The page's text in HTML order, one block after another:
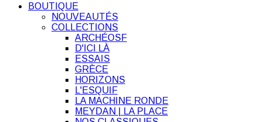
BOUTIQUE
NOUVEAUTÉS
COLLECTIONS
ARCHÉOSF
D'ICI LÀ
ESSAIS
GRÈCE
HORIZONS
L'ESQUIF
LA MACHINE RONDE
MEYDAN | LA PLACE